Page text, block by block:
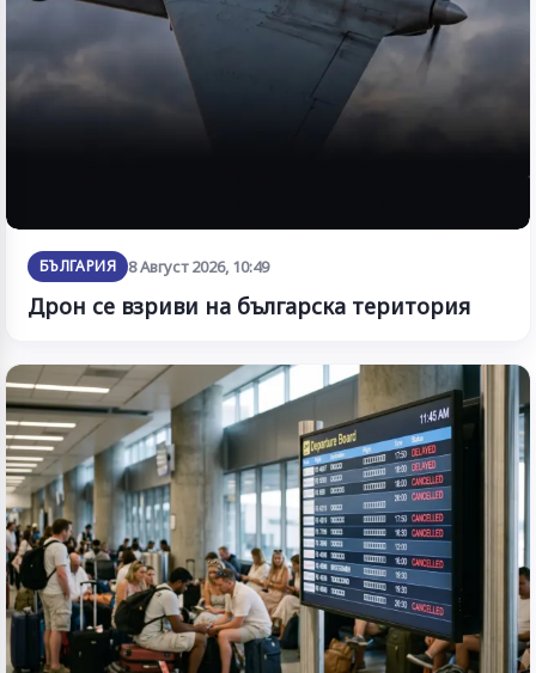
БЪЛГАРИЯ 8 Август 2026, 10:49
Дрон се взриви на българска територия